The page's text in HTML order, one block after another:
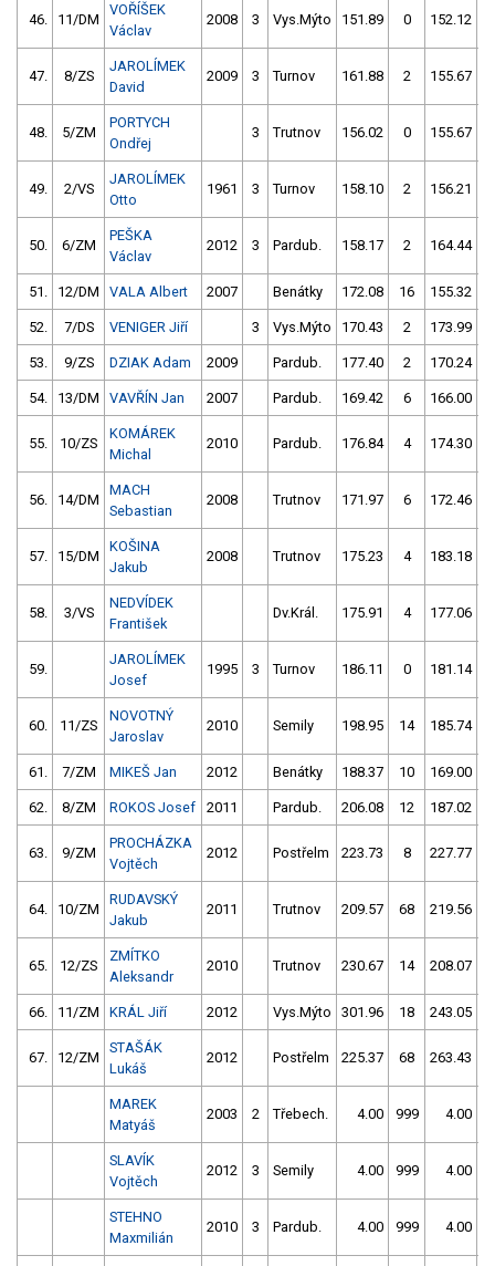
46. 11/DM
VOŘÍŠEK
Václav
2008 3 Vys.Mýto 151.89 0 152.12
47. 8/ZS
JAROLÍMEK
David
2009 3 Turnov 161.88 2 155.67
48. 5/ZM
PORTYCH
Ondřej
3 Trutnov 156.02 0 155.67
49. 2/VS
JAROLÍMEK
Otto
1961 3 Turnov 158.10 2 156.21
50. 6/ZM
PEŠKA
Václav
2012 3 Pardub. 158.17 2 164.44
51. 12/DM VALA Albert 2007 Benátky 172.08 16 155.32
52. 7/DS VENIGER Jiří 3 Vys.Mýto 170.43 2 173.99
53. 9/ZS DZIAK Adam 2009 Pardub. 177.40 2 170.24
54. 13/DM VAVŘÍN Jan 2007 Pardub. 169.42 6 166.00
55. 10/ZS
KOMÁREK
Michal
2010 Pardub. 176.84 4 174.30
56. 14/DM
MACH
Sebastian
2008 Trutnov 171.97 6 172.46
57. 15/DM
KOŠINA
Jakub
2008 Trutnov 175.23 4 183.18
58. 3/VS
NEDVÍDEK
František
Dv.Král. 175.91 4 177.06
59.
JAROLÍMEK
Josef
1995 3 Turnov 186.11 0 181.14
60. 11/ZS
NOVOTNÝ
Jaroslav
2010 Semily 198.95 14 185.74
61. 7/ZM MIKEŠ Jan 2012 Benátky 188.37 10 169.00
62. 8/ZM ROKOS Josef 2011 Pardub. 206.08 12 187.02
63. 9/ZM
PROCHÁZKA
Vojtěch
2012 Postřelm 223.73 8 227.77
64. 10/ZM
RUDAVSKÝ
Jakub
2011 Trutnov 209.57 68 219.56
65. 12/ZS
ZMÍTKO
Aleksandr
2010 Trutnov 230.67 14 208.07
66. 11/ZM KRÁL Jiří 2012 Vys.Mýto 301.96 18 243.05
67. 12/ZM
STAŠÁK
Lukáš
2012 Postřelm 225.37 68 263.43
MAREK
Matyáš
2003 2 Třebech. 4.00 999 4.00
SLAVÍK
Vojtěch
2012 3 Semily 4.00 999 4.00
STEHNO
Maxmilián
2010 3 Pardub. 4.00 999 4.00